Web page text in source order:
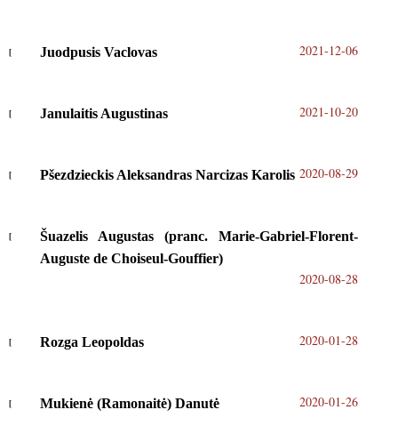
Juodpusis Vaclovas 2021-12-06
Janulaitis Augustinas 2021-10-20
Pšezdzieckis Aleksandras Narcizas Karolis 2020-08-29
Šuazelis Augustas (pranc. Marie-Gabriel-Florent-
Auguste de Choiseul-Gouffier)
2020-08-28
Rozga Leopoldas 2020-01-28
Mukienė (Ramonaitė) Danutė 2020-01-26